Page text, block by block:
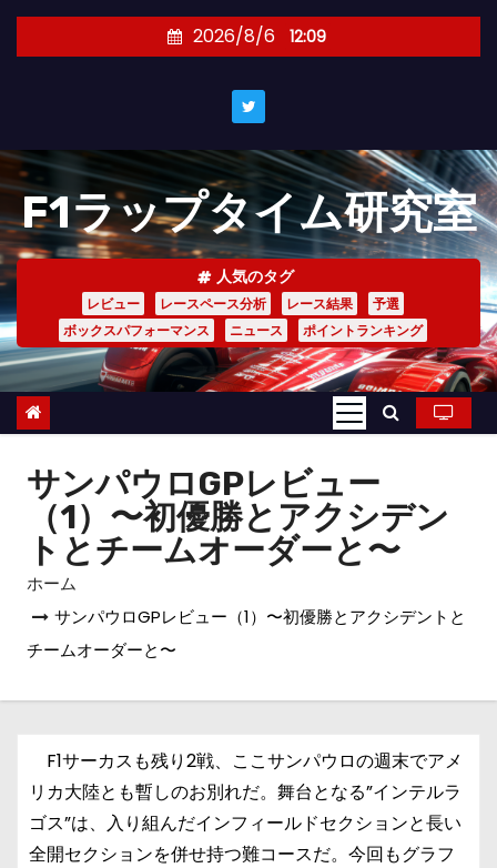
キ
ッ
プ
2026/8/6 12:09
F1ラップタイム研究室
人気のタグ
レビュー レースペース分析 レース結果
予選
ボックスパフォーマンス
ニュース ポイントランキング
サンパウロGPレビュー
（1）〜初優勝とアクシデン
トとチームオーダーと〜
ホーム
サンパウロGPレビュー（1）〜初優勝とアクシデントと
チームオーダーと〜
F1サーカスも残り2戦、ここサンパウロの週末でアメ
リカ大陸とも暫しのお別れだ。舞台となる”インテルラ
ゴス”は、入り組んだインフィールドセクションと長い
全開セクションを併せ持つ難コースだ。今回もグラフ